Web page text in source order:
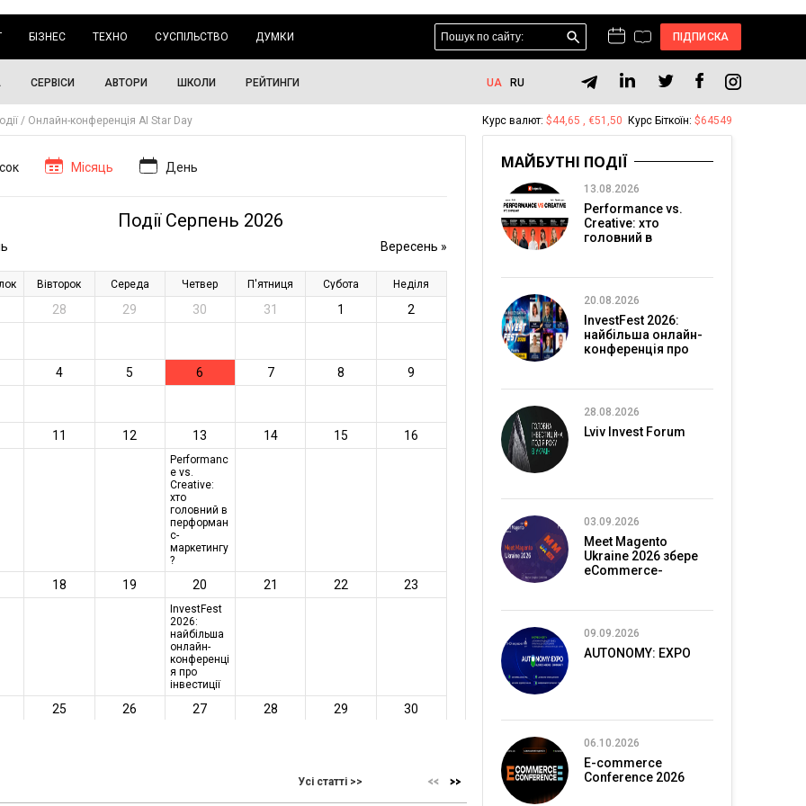
БІЗНЕС ТЕХНО СУСПІЛЬСТВО ДУМКИ ПІДПИСКА
СЕРВІСИ АВТОРИ ШКОЛИ РЕЙТИНГИ UA RU
Онлайн-конференція AI Star Day
Усі статті >>
Курс валют: $44,65 , €51,50 Курс Біткоїн: $64549
МАЙБУТНІ ПОДІЇ
13.08.2026
Performance vs.
Creative: хто
головний в
20.08.2026
InvestFest 2026:
найбільша онлайн-
конференція про
28.08.2026
Lviv Invest Forum
03.09.2026
Meet Magento
Ukraine 2026 збере
eCommerce-
09.09.2026
AUTONOMY: EXPO
06.10.2026
E-commerce
Conference 2026